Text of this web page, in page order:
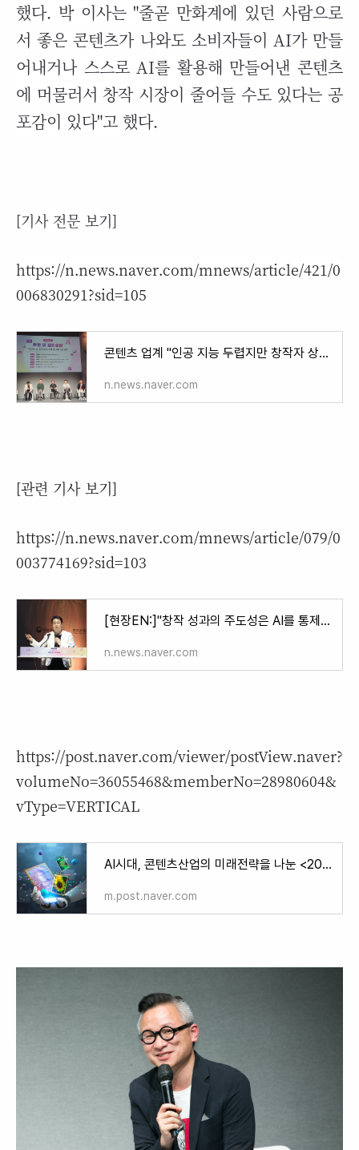
했다. 박 이사는 "줄곧 만화계에 있던 사람으로
서 좋은 콘텐츠가 나와도 소비자들이 AI가 만들
어내거나 스스로 AI를 활용해 만들어낸 콘텐츠
에 머물러서 창작 시장이 줄어들 수도 있다는 공
포감이 있다"고 했다.
[기사 전문 보기]
https://n.news.naver.com/mnews/article/421/0
006830291?sid=105
콘텐츠 업계 "인공 지능 두렵지만 창작자 상상력 한계 보완할 것"
n.news.naver.com
[관련 기사 보기]
https://n.news.naver.com/mnews/article/079/0
003774169?sid=103
[현장EN:]"창작 성과의 주도성은 AI를 통제하는 것에 달려"
n.news.naver.com
https://post.naver.com/viewer/postView.naver?
volumeNo=36055468&memberNo=28980604&
vType=VERTICAL
AI시대, 콘텐츠산업의 미래전략을 나눈 <2023 콘텐츠산업포럼> 행사 후기
m.post.naver.com